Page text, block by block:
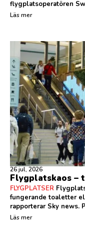
flygplatsoperatören
Läs mer
26 jul, 2026
Flygplatskaos –
FLYGPLATSER
fungerande toaletter
rapporterar Sky news.
Läs mer